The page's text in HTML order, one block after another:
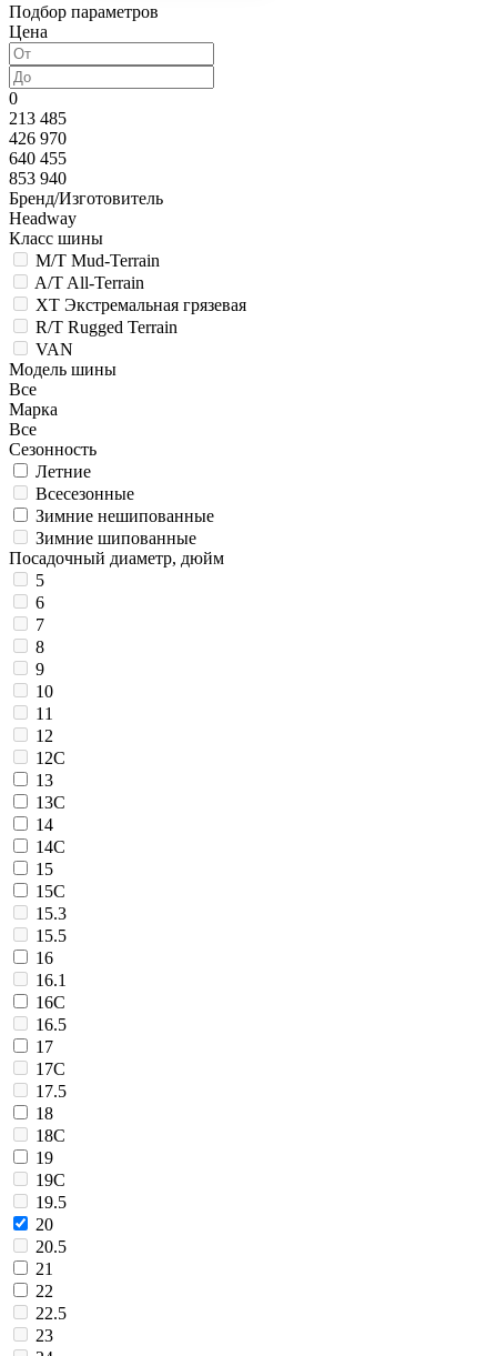
По возрастанию
По популярности
Подбор параметров
Цена
0
213 485
426 970
640 455
853 940
Бренд/Изготовитель
Headway
Класс шины
M/T Mud-Terrain
A/T All-Terrain
XT Экстремальная грязевая
R/T Rugged Terrain
VAN
Модель шины
Все
Марка
Все
Сезонность
Летние
Всесезонные
Зимние нешипованные
Зимние шипованные
Посадочный диаметр, дюйм
5
6
7
8
9
10
11
12
12C
13
13C
14
14C
15
15C
15.3
15.5
16
16.1
16C
16.5
17
17C
17.5
18
18C
19
19C
19.5
20
20.5
21
22
22.5
23